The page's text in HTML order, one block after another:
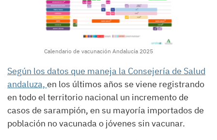
Calendario de vacunación Andalucía 2025
Según los datos que maneja la Consejería de Salud
andaluza, en los últimos años se viene registrando
en todo el territorio nacional un incremento de
casos de sarampión, en su mayoría importados de
población no vacunada o jóvenes sin vacunar.